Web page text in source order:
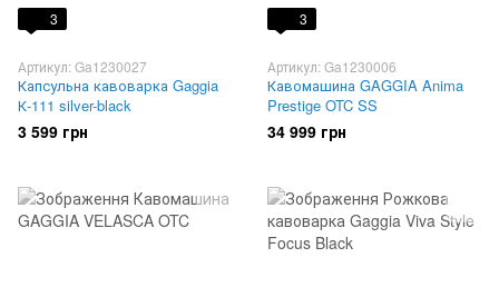
3
Артикул: Ga1230027
Капсульна кавоварка Gaggia
К-111 silver-black
3 599 грн
3
Артикул: Ga1230006
Кавомашина GAGGIA Anima
Prestige OTC SS
34 999 грн